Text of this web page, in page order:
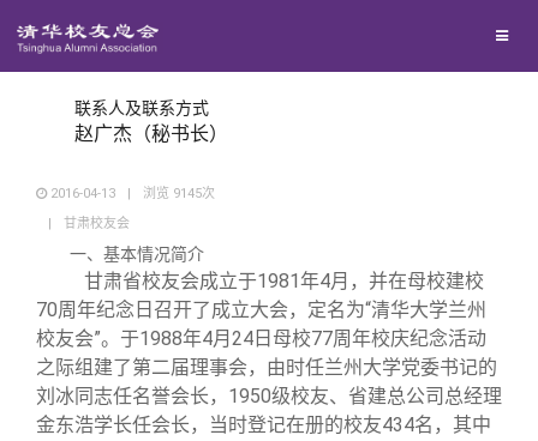
西南联大校友会
捐赠项目
捐赠新闻
捐赠纪事
媒体平台
《清华校友通讯》
《水木清华》
百年清华
清华人物
校友服务
联系人及联系方式
赵广杰（秘书长）
2016-04-13 | 浏览 9145次
|
甘肃校友会
一、基本情况简介
甘肃省校友会成立于1981年4月，并在母校建校
70周年纪念日召开了成立大会，定名为“清华大学兰州
校友会”。于1988年4月24日母校77周年校庆纪念活动
之际组建了第二届理事会，由时任兰州大学党委书记的
刘冰同志任名誉会长，1950级校友、省建总公司总经理
金东浩学长任会长，当时登记在册的校友434名，其中